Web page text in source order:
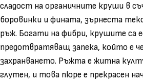
сладост на органичните круши в
боровинки и фината, зърнеста
ръж. Богати на фибри, крушите са
предотвратяващ запека, който е
захранването. Ръжта е житна
глутен, и това пюре е прекрасен